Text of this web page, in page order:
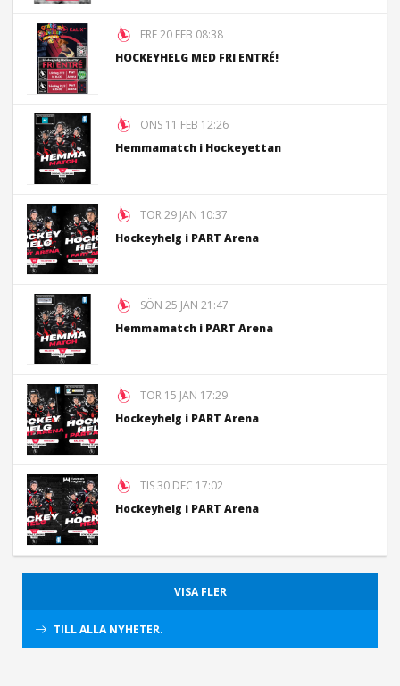
FRE 20 FEB 08:38
HOCKEYHELG MED FRI ENTRÉ!
ONS 11 FEB 12:26
Hemmamatch i Hockeyettan
TOR 29 JAN 10:37
Hockeyhelg i PART Arena
SÖN 25 JAN 21:47
Hemmamatch i PART Arena
TOR 15 JAN 17:29
Hockeyhelg i PART Arena
TIS 30 DEC 17:02
Hockeyhelg i PART Arena
VISA FLER
TILL ALLA NYHETER.